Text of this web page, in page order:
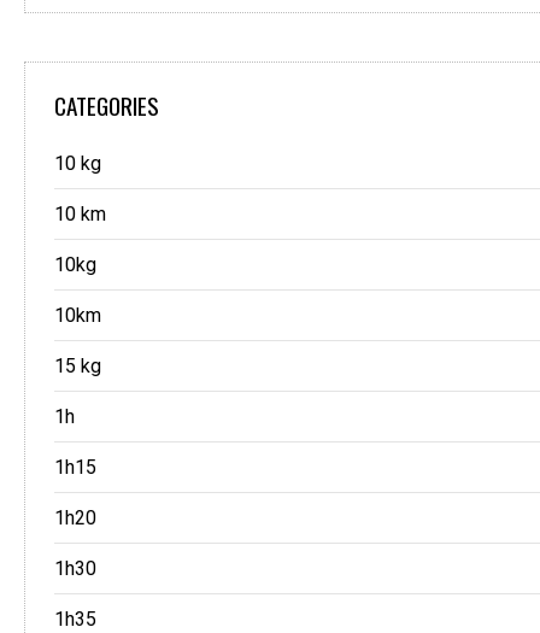
CATEGORIES
10 kg
10 km
10kg
10km
15 kg
1h
1h15
1h20
1h30
1h35